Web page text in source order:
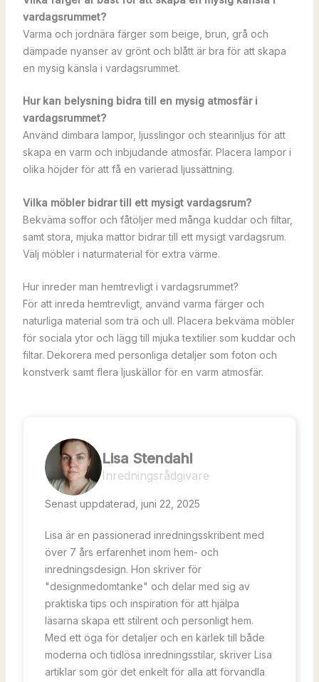
vardagsrummet?
Varma och jordnära färger som beige, brun, grå och
dämpade nyanser av grönt och blått är bra för att skapa
en mysig känsla i vardagsrummet.
Hur kan belysning bidra till en mysig atmosfär i
vardagsrummet?
Använd dimbara lampor, ljusslingor och stearinljus för att
skapa en varm och inbjudande atmosfär. Placera lampor i
olika höjder för att få en varierad ljussättning.
Vilka möbler bidrar till ett mysigt vardagsrum?
Bekväma soffor och fåtöljer med många kuddar och filtar,
samt stora, mjuka mattor bidrar till ett mysigt vardagsrum.
Välj möbler i naturmaterial för extra värme.
Hur inreder man hemtrevligt i vardagsrummet?
För att inreda hemtrevligt, använd varma färger och
naturliga material som trä och ull. Placera bekväma möbler
för sociala ytor och lägg till mjuka textilier som kuddar och
filtar. Dekorera med personliga detaljer som foton och
konstverk samt flera ljuskällor för en varm atmosfär.
Lisa Stendahl
Inredningsrådgivare
Senast uppdaterad, juni 22, 2025
Lisa är en passionerad inredningsskribent med
över 7 års erfarenhet inom hem- och
inredningsdesign. Hon skriver för
"designmedomtanke" och delar med sig av
praktiska tips och inspiration för att hjälpa
läsarna skapa ett stilrent och personligt hem.
Med ett öga för detaljer och en kärlek till både
moderna och tidlösa inredningsstilar, skriver Lisa
artiklar som gör det enkelt för alla att förvandla